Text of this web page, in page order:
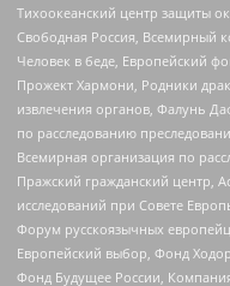
Тихоокеанский центр защиты
Свободная Россия, Всемирный
Человек в беде, Европейский
Прожект Хармони, Родники
извлечения органов, Фалунь
по расследованию
Всемирная организация по
Пражский гражданский центр,
исследований при Совете
Форум русскоязычных
Европейский выбор, Фонд
Фонд Будущее России,